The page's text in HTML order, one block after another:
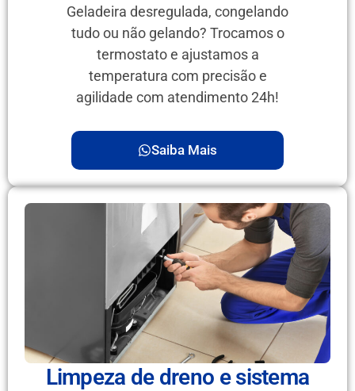
Geladeira desregulada, congelando
tudo ou não gelando? Trocamos o
termostato e ajustamos a
temperatura com precisão e
agilidade com atendimento 24h!
Saiba Mais
Limpeza de dreno e sistema